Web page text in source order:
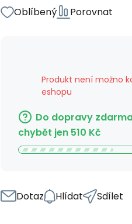
Oblíbený Porovnat
Produkt není možno
eshopu
Do dopravy
chybět jen 510 Kč
Dotaz Hlídat Sdílet